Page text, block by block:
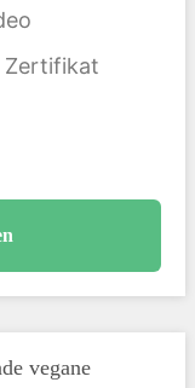
Zertifikat
vegane